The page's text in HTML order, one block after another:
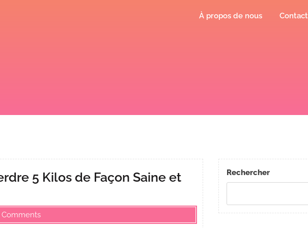
À propos de nous Contact
5 Kilos de Façon Saine et
Comments
Rechercher